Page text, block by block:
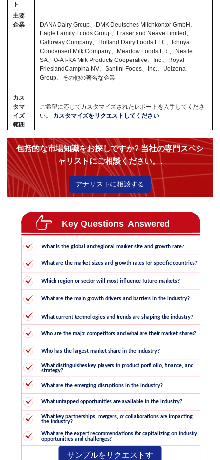
ト
主要
企業
DANA Dairy Group、DMK Deutsches Milchkontor GmbH、
Eagle Family Foods Group、Fraser and Neave Limited、
Galloway Company、Holland Dairy Foods LLC、Ichnya
Condensed Milk Company、Meadow Foods Ltd.、Nestle
SA、O-AT-KA Milk Products Cooperative、Inc.、Royal
FrieslandCampina NV、Santini Foods、Inc.、Uelzena
Group、その他の著名な企業
カス
タマ
イズ
範囲
ご希望に応じてカスタマイズされたレポートを入手してくださ
い。 カスタマイズをリクエストしてください
包括的な市場知識をお探しですか? 当社の専門スペシ
ャリストにご相談ください。.
アナリストに相談する
サンプルをリクエストす